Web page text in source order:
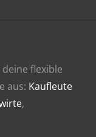
flexible
aus: Kaufleute
,